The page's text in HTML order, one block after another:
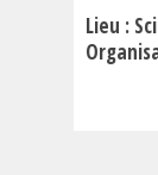
Lieu :